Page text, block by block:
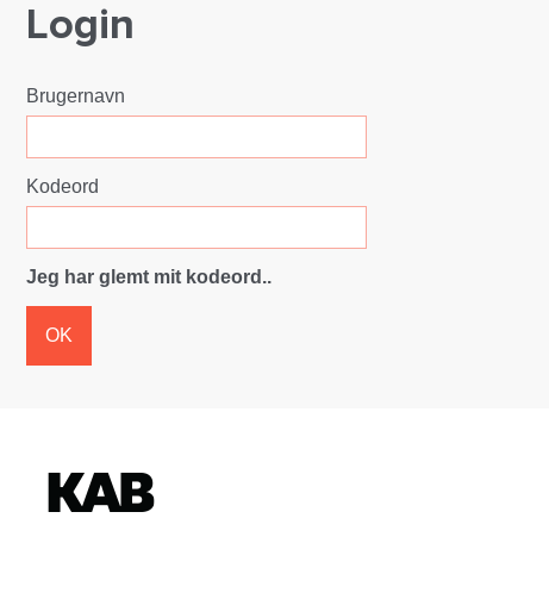
Login
Brugernavn
Kodeord
Jeg har glemt mit kodeord..
OK